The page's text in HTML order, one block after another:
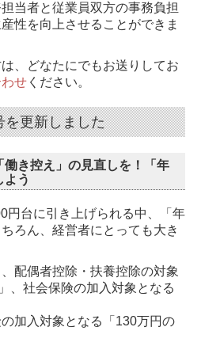
当者と従業員双方の事務負担
性を向上させることができま
、どなたにでもお送りしてお
せ ください。
を更新しました
き控え」の見直しを！「年
よう
円台に引き上げられる中、「年
ろん、経営者にとっても大き
配偶者控除・扶養控除の対象
、社会保険の加入対象となる
加入対象となる「130万円の